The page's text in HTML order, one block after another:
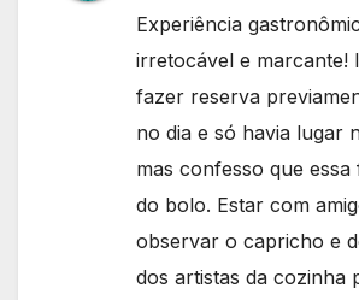
Experiência
irretocável e marcante!
fazer reserva
no dia e só havia lugar
mas confesso que essa
do bolo. Estar com
observar o capricho e
dos artistas da cozinha